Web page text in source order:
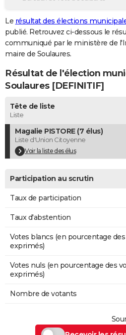
GUIDES D'ACHAT
BONS PLANS
CARTE DE VOEUX
Carte de Noël
Carte Bonne année
Carte Saint-Valentin
Carte Pâques
Carte d'anniversaire
Dictionnaire
Biographies
Citations
Expressions
Proverbes
PROGRAMME TV
COPAINS D'AVANT
S'inscrire
Se connecter
Lycées
Collèges
Primaires
Universités
Entreprises
Service militaire
Avis de recherche
AVIS DE DÉCÈS
FORUM
Le résultat des élections
publié. Retrouvez ci-dessous le
communiqué par le ministère de
maire de Soulaures.
Résultat de l'élection
Soulaures [DEFINITIF]
Tête de liste
Liste
Magalie PISTORE (7 élus)
Liste d'Union Citoyenne
Voir la liste des élus
Participation au scrutin
Taux de participation
Taux d'abstention
Votes blancs (en pourcentage
exprimés)
Votes nuls (en pourcentage des
exprimés)
Nombre de votants